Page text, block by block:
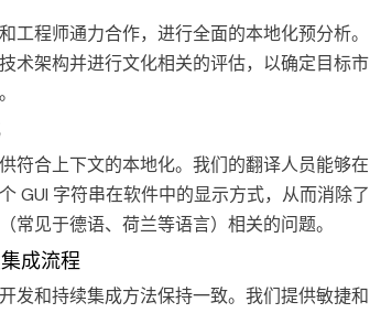
工程师通力合作，进行全面的本地化预分析。
术架构并进行文化相关的评估，以确定目标市
符合上下文的本地化。我们的翻译人员能够在
GUI 字符串在软件中的显示方式，从而消除了
常见于德语、荷兰等语言）相关的问题。
成流程
发和持续集成方法保持一致。我们提供敏捷和